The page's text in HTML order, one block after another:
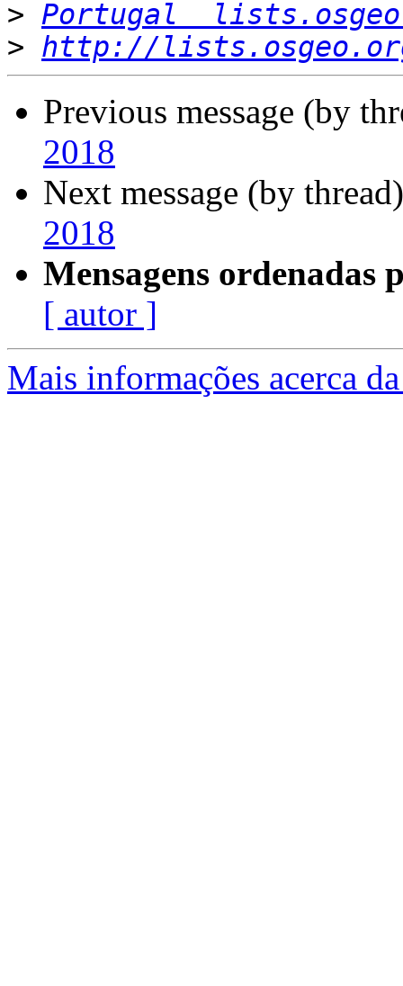
> Portugal
> http://
Previous message (by
2018
Next message (by
2018
Mensagens ordenadas
[ autor ]
Mais informações acerca